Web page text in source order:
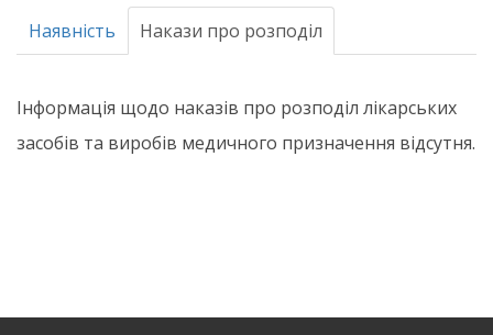
Наявність Накази про розподіл
Інформація щодо наказів про розподіл лікарських
засобів та виробів медичного призначення відсутня.